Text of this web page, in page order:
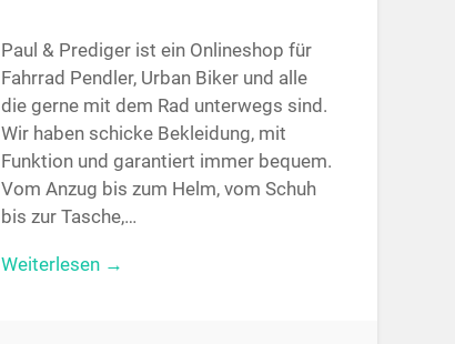
Paul & Prediger ist ein Onlineshop für
Fahrrad Pendler, Urban Biker und alle
die gerne mit dem Rad unterwegs sind.
Wir haben schicke Bekleidung, mit
Funktion und garantiert immer bequem.
Vom Anzug bis zum Helm, vom Schuh
bis zur Tasche,…
Weiterlesen →